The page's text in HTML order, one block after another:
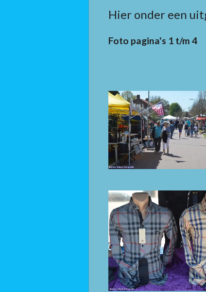
Hier onder een
Foto pagina's 1 t/m 4